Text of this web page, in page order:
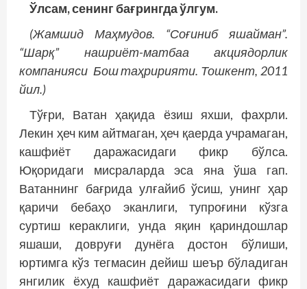
Ўлсам, сенинг бағрингда ўлгум.
(Жамшид Маҳмудов. “Соғиниб яшайман”.
“Шарқ” нашриёт-матбаа акциядорлик
компанияси Бош таҳририяти. Тошкент, 2011
йил.)
Тўғри, Ватан ҳақида ёзиш яхши, фахрли.
Лекин ҳеч ким айтмаган, ҳеч қаерда учрамаган,
кашфиёт даражасидаги фикр бўлса.
Юқоридаги мисраларда эса яна ўша гап.
Ватаннинг бағрида улғайиб ўсиш, унинг ҳар
қаричи бебаҳо эканлиги, тупроғини кўзга
суртиш кераклиги, унда яқин қариндошлар
яшаши, довруғи дунёга достон бўлиши,
юртимга кўз тегмасин дейиш шеър бўладиган
янгилик ёхуд кашфиёт даражасидаги фикр